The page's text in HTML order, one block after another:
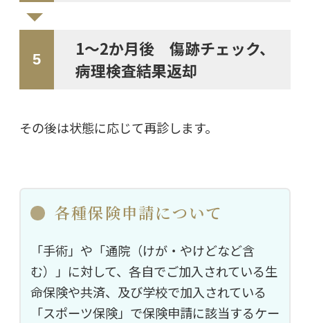
1～2か月後 傷跡チェック、
病理検査結果返却
その後は状態に応じて再診します。
各種保険申請について
「手術」や「通院（けが・やけどなど含
む）」に対して、各自でご加入されている生
命保険や共済、及び学校で加入されている
「スポーツ保険」で保険申請に該当するケー